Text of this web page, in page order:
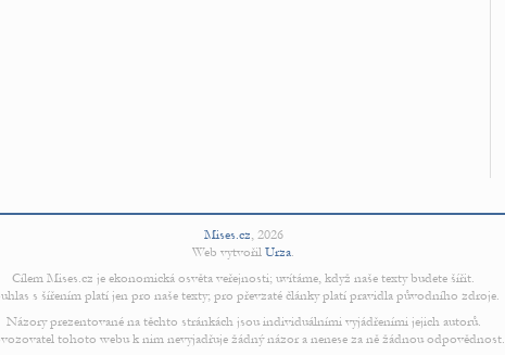
Mises.cz, 2026
Web vytvořil Urza.
Cílem Mises.cz je ekonomická osvěta veřejnosti; uvítáme, když naše texty budete šířit.
s šířením platí jen pro naše texty; pro převzaté články platí pravidla původního zdroje.
Názory prezentované na těchto stránkách jsou individuálními vyjádřeními jejich autorů.
tohoto webu k nim nevyjadřuje žádný názor a nenese za ně žádnou odpovědnost.